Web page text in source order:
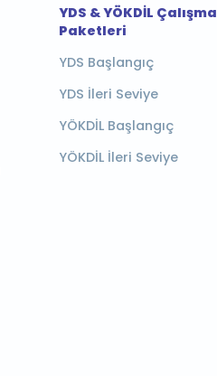
YDS & YÖKDİL Çalışma
Paketleri
YDS Başlangıç
YDS İleri Seviye
YÖKDİL Başlangıç
YÖKDİL İleri Seviye